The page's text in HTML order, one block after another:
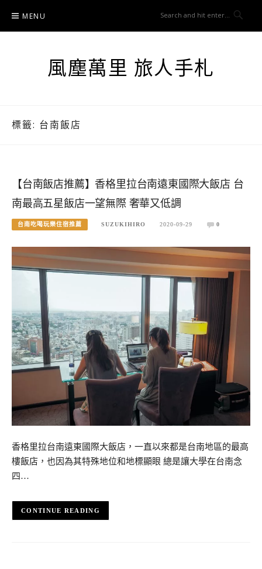
content
MENU
風塵萬里 旅人手札
標籤: 台南飯店
【台南飯店推薦】香格里拉台南遠東國際大飯店 台
南最高五星飯店一望無際 奢華又低調
台南吃喝玩樂住宿推薦 SUZUKIHIRO 2020-09-29 0
香格里拉台南遠東國際大飯店，一直以來都是台南地區的最高
樓飯店，也因為其特殊地位和地標顯眼 總是讓大學在台南念
四…
CONTINUE READING